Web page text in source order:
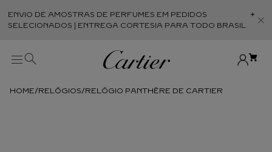
ENVIO DE AMOSTRAS DE PERFUMES EM PEDIDOS
SELECIONADOS | ENTREGA CORTESIA PARA TODO BRASIL
RELÓGIOS RELÓGIO PANTHÈRE DE CARTIER